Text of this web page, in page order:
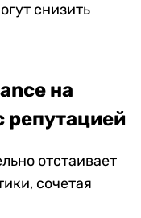
снизить
на
репутацией
отстаивает
сочетая